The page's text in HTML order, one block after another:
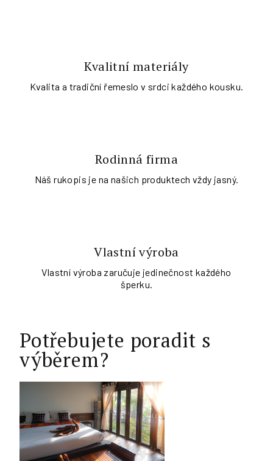
Kvalitní materiály
Kvalita a tradiční řemeslo v srdci každého kousku.
Rodinná firma
Náš rukopis je na našich produktech vždy jasný.
Vlastní výroba
Vlastní výroba zaručuje jedinečnost každého
šperku.
Potřebujete poradit s
výběrem?